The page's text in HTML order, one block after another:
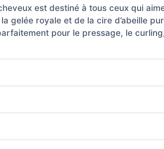
est destiné à tous ceux qui
gelée royale et de la cire d’abeille
pour le pressage, le